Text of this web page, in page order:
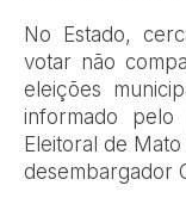
No Estado,
votar não
eleições
informado pelo
Eleitoral de
desembargador